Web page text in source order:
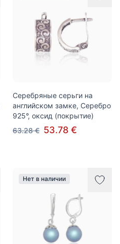
Серебряные серьги на
английском замке, Серебро
925°, оксид (покрытие)
63.28 € 53.78 €
Нет в наличии